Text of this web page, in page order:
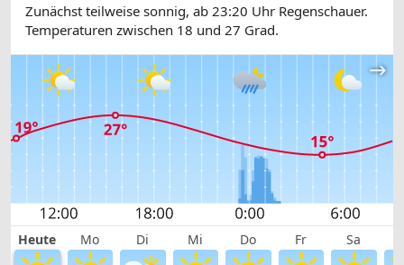
Zunächst teilweise sonnig, ab 23:20 Uhr Regenschauer.
Temperaturen zwischen 18 und 27 Grad.
Heute Mo Di Mi Do Fr Sa